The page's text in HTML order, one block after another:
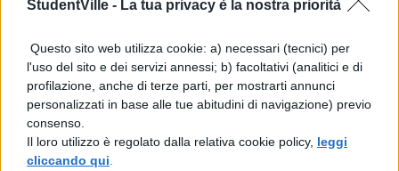
StudentVille - La tua privacy è la nostra priorità
Questo sito web utilizza cookie: a) necessari (tecnici) per
l'uso del sito e dei servizi annessi; b) facoltativi (analitici e di
profilazione, anche di terze parti, per mostrarti annunci
personalizzati in base alle tue abitudini di navigazione) previo
consenso.
Il loro utilizzo è regolato dalla relativa cookie policy, leggi
cliccando qui
picchiava tutti, mordeva le maestre. È
venuto fuori che aveva le capacità
intellettive di un bimbo di 6”.I bambini
gifted risultano supersensibili, curiosi
ed energici
rapidamente. “Mio figlio adesso ha 13 anni e